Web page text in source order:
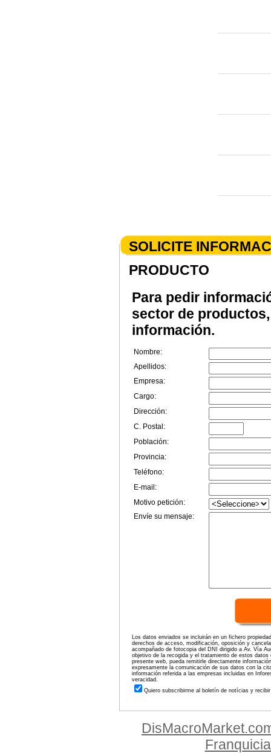
SOLICITE
PRODUCTO
Para pedir
sector de
información.
Nombre:
Apellidos:
Empresa:
Cargo:
Dirección:
C. Postal:
Población:
Provincia:
Teléfono:
E-mail:
Motivo petición:
Envíe su mensaje:
Los datos enviados se incluirán en un fichero
derechos de acceso, modificación, oposición y
acompañado de fotocopia del DNI dirigido a Av. Vía
objetivo de la recogida y el tratamiento de estos
presente web, pueda remitirle directamente
expresamente la comunicación de sus datos con la
información referida a las empresas incluidas en
veracidad.
Quiero subscribirme al boletín de notícias y